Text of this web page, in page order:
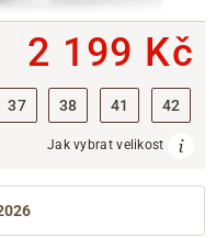
2 199 Kč
37 38 41 42
Jak vybrat velikost